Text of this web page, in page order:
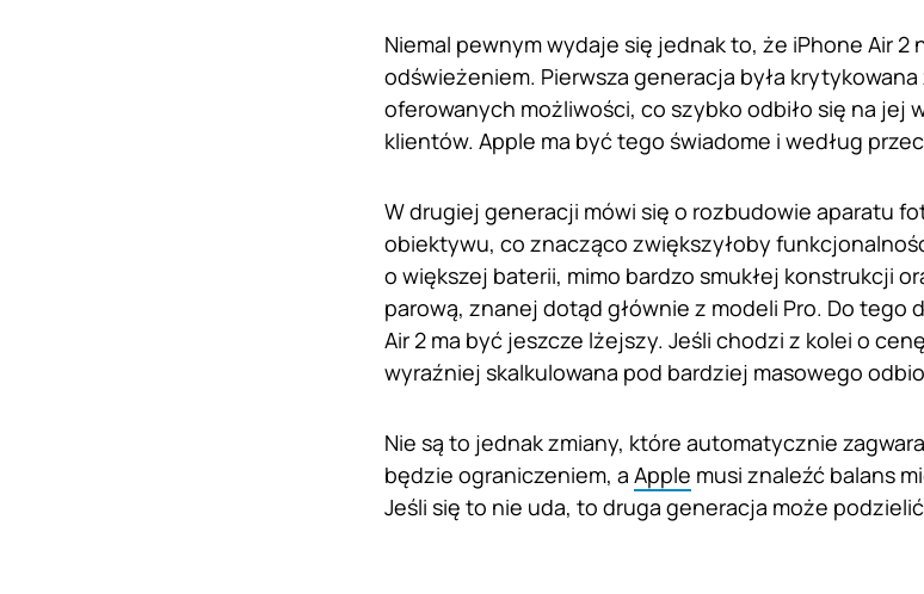
Niemal pewnym wydaje się jednak to, że iPhone Air
odświeżeniem. Pierwsza generacja była
oferowanych możliwości, co szybko odbiło się na jej
klientów. Apple ma być tego świadome i według
W drugiej generacji mówi się o rozbudowie aparatu
obiektywu, co znacząco zwiększyłoby
o większej baterii, mimo bardzo smukłej konstrukcji
parową, znanej dotąd głównie z modeli Pro. Do tego
Air 2 ma być jeszcze lżejszy. Jeśli chodzi z kolei o
wyraźniej skalkulowana pod bardziej masowego
Nie są to jednak zmiany, które automatycznie
będzie ograniczeniem, a Apple musi znaleźć balans
Jeśli się to nie uda, to druga generacja może